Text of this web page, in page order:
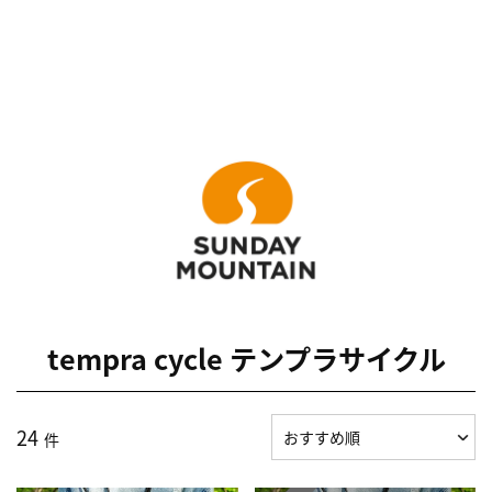
tempra cycle テンプラサイクル
24 件